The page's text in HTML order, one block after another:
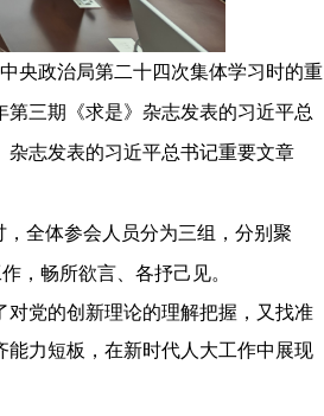
央政治局第二十四次集体学习时的重
第三期《求是》杂志发表的习近平总
志发表的习近平总书记重要文章
全体参会人员分为三组，分别聚
，畅所欲言、各抒己见。
党的创新理论的理解把握，又找准
力短板，在新时代人大工作中展现